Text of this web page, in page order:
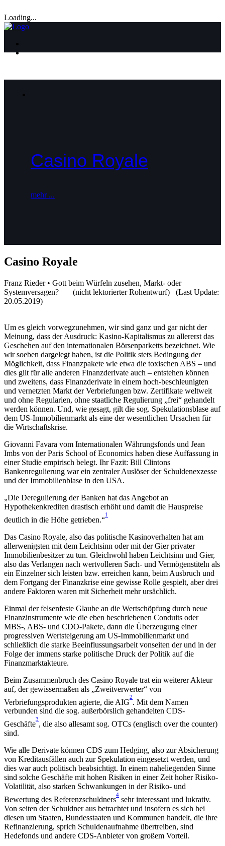
Loading...
Casino Royale
mehr ...
Casino Royale
Franz Rieder • Gott beim Würfeln zusehen, Markt- oder
Systemversagen? (nicht lektorierter Rohentwurf) (Last Update:
20.05.2019)
Um es gleich vorwegzunehmen, wir sind ganz und gar nicht der
Meinung, dass der Ausdruck: Kasino-Kapitalismus zu allererst das
Geschehen auf den internationalen Börsenparketts bezeichnet. Wie
wir soeben dargelegt haben, ist die Politik stets Bedingung der
Möglichkeit, dass Finanzpakete wie etwa die toxischen ABS – und
dies gilt für alle anderen Finanzderivate auch – entstehen können
und zweitens, dass Finanzderivate in einem hoch-beschleunigten
und vernetzten Markt der Verbriefungen bzw. Zertifikate weltweit
und ohne Regularien, ohne staatliche Regulierung „frei“ gehandelt
werden können. Und, wie gesagt, gilt die sog. Spekulationsblase auf
dem US-Immobilienmarkt als eine der wesentlichen Ursachen für
die Wirtschaftskrise.
Giovanni Favara vom Internationalen Währungsfonds und Jean
Imbs von der Paris School of Economics haben diese Auffassung in
einer Studie empirisch belegt. Ihr Fazit: Bill Clintons
Bankenregulierung war ein zentraler Auslöser der Schuldenexzesse
und der Immobilienblase in den USA.
„Die Deregulierung der Banken hat das Angebot an
Hypothekenkrediten drastisch erhöht und damit die Hauspreise
deutlich in die Höhe getrieben.“
1
Das Casino Royale, also das politische Kasinoverhalten hat am
allerwenigsten mit dem Leichtsinn oder mit der Gier privater
Immobilienbesitzer zu tun. Gleichwohl haben Leichtsinn und Gier,
also das Verlangen nach wertvolleren Sach- und Vermögenstiteln als
ein Einzelner sich leisten bzw. erreichen kann, beim Ausbruch und
dem Fortgang der Finanzkrise eine gewisse Rolle gespielt, aber drei
andere Faktoren waren mit Sicherheit mehr ursächlich.
Einmal der felsenfeste Glaube an die Wertschöpfung durch neue
Finanzinstrumente wie die eben beschriebenen Conduits oder
MBS-, ABS- und CDO-Pakete, dann die Überzeugung einer
progressiven Wertsteigerung am US-Immobilienmarkt und
schließlich die starke Beeinflussungsarbeit vonseiten der und in der
Folge der immens starke politische Druck der Politik auf die
Finanzmarktakteure.
Beim Zusammenbruch des Casino Royale trat ein weiterer Akteur
auf, der gewissermaßen als „Zweitverwerter“ von
Verbriefungsprodukten agierte, die AIG
2
. Mit dem Namen
verbunden sind die sog. außerbörslich gehandelten CDS-
Geschäfte
3
, die also allesamt sog. OTCs (englisch over the counter)
sind.
Wie alle Derivate können CDS zum Hedging, also zur Absicherung
von Kreditausfällen auch zur Spekulation eingesetzt werden, und
dies war auch politisch beabsichtigt. In einem naheliegenden Sinne
sind solche Geschäfte mit hohen Risiken in einer Zeit hoher Risiko-
Volatilität, also starken Schwankungen in der Risiko- und
Bewertung des Referenzschuldners
4
sehr interessant und lukrativ.
Von seiten der Schuldner aus betrachtet und insofern es sich bei
diesen um Staaten, Bundesstaaten und Kommunen handelt, die ihre
Refinanzierung, sprich Schuldenaufnahme übertreiben, sind
Hedefonds und andere CDS-Anbieter von großem Vorteil.